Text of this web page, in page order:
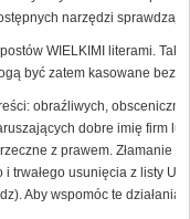
narzędzi
WIELKIMI literami.
być zatem kasowane bez
obraźliwych,
dobre imię firm
z prawem. Złamanie
i trwałego usunięcia z listy
Aby wspomóc te